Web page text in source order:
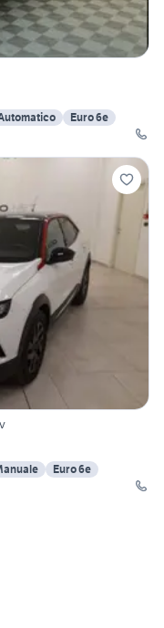
Euro 6e
Euro 6e